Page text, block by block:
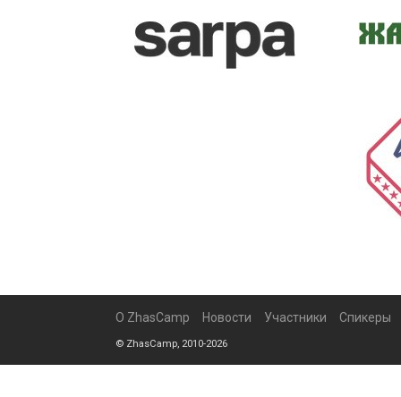
О ZhasCamp Новости Участники Спикеры
© ZhasCamp, 2010-2026